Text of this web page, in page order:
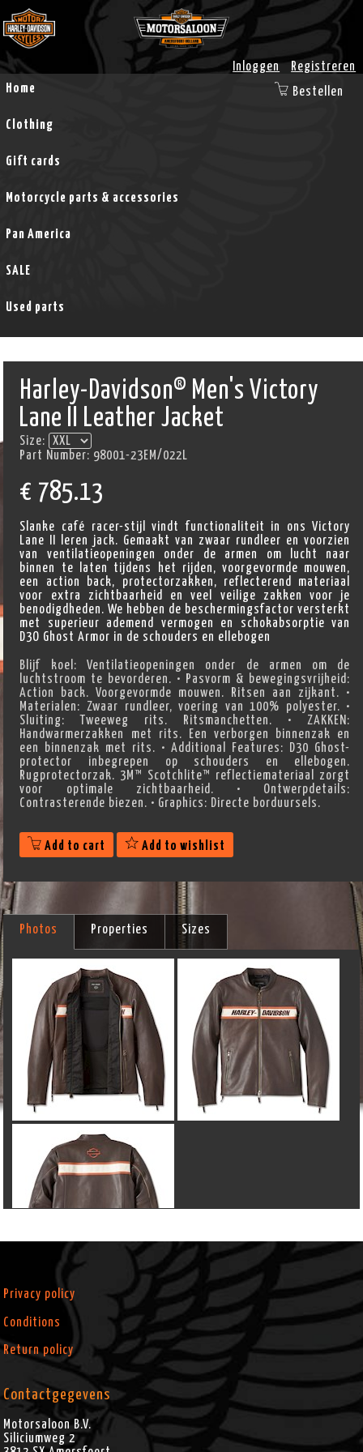
Inloggen
Registreren
Home
Clothing
Gift cards
Motorcycle parts & accessories
Pan America
SALE
Used parts
Bestellen
Harley-Davidson® Men's Victory
Lane II Leather Jacket
Size:
Part Number: 98001-23EM/022L
€ 785.13
Slanke café racer-stijl vindt functionaliteit in ons Victory
Lane II leren jack. Gemaakt van zwaar rundleer en voorzien
van ventilatieopeningen onder de armen om lucht naar
binnen te laten tijdens het rijden, voorgevormde mouwen,
een action back, protectorzakken, reflecterend materiaal
voor extra zichtbaarheid en veel veilige zakken voor je
benodigdheden. We hebben de beschermingsfactor versterkt
met superieur ademend vermogen en schokabsorptie van
D3O Ghost Armor in de schouders en ellebogen
Blijf koel: Ventilatieopeningen onder de armen om de
luchtstroom te bevorderen. • Pasvorm & bewegingsvrijheid:
Action back. Voorgevormde mouwen. Ritsen aan zijkant. •
Materialen: Zwaar rundleer, voering van 100% polyester. •
Sluiting: Tweeweg rits. Ritsmanchetten. • ZAKKEN:
Handwarmerzakken met rits. Een verborgen binnenzak en
een binnenzak met rits. • Additional Features: D30 Ghost-
protector inbegrepen op schouders en ellebogen.
Rugprotectorzak. 3M™ Scotchlite™ reflectiemateriaal zorgt
voor optimale zichtbaarheid. • Ontwerpdetails:
Contrasterende biezen. • Graphics: Directe borduursels.
Add to cart Add to wishlist
Photos Properties Sizes
Privacy policy
Conditions
Return policy
Contactgegevens
Motorsaloon B.V.
Siliciumweg 2